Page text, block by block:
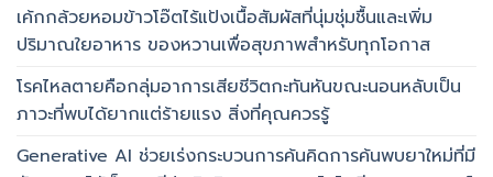
เค้กกล้วยหอมข้าวโอ๊ตไร้แป้งเนื้อสัมผัสที่นุ่มชุ่มชื้นและเพิ่ม
ปริมาณใยอาหาร ของหวานเพื่อสุขภาพสำหรับทุกโอกาส
โรคไหลตายคือกลุ่มอาการเสียชีวิตกะทันหันขณะนอนหลับเป็น
ภาวะที่พบได้ยากแต่ร้ายแรง สิ่งที่คุณควรรู้
Generative AI ช่วยเร่งกระบวนการค้นคิดการค้นพบยาใหม่ที่มี